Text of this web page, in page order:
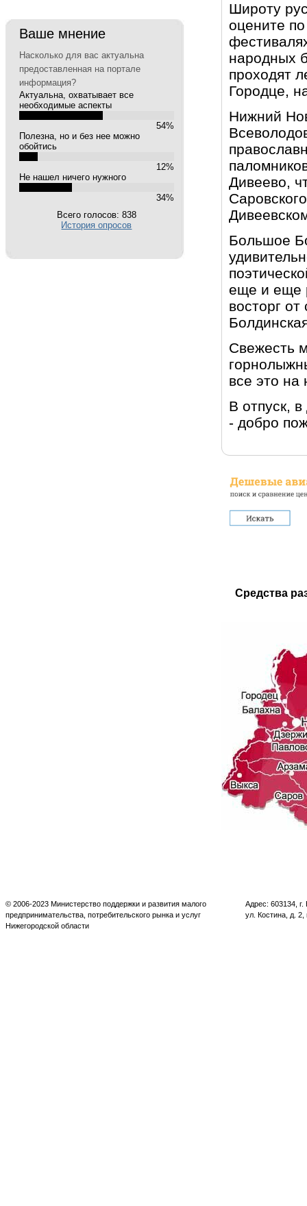
Ваше мнение
Насколько для вас актуальна
предоставленная на портале
информация?
Актуальна, охватывает все
необходимые аспекты
54%
Полезна, но и без нее можно
обойтись
12%
Не нашел ничего нужного
34%
Всего голосов: 838
История опросов
Широту
оцените
народных
проходят
Городце,
Нижний
Дивеево,
Большое
еще и еще
восторг
Свежесть
все это на
В отпуск,
- добро
Средства
© 2006-2023 Министерство поддержки и развития малого
предпринимательства, потребительского рынка и услуг
Нижегородской области
Адрес: 603134,
ул. Костина, д. 2,